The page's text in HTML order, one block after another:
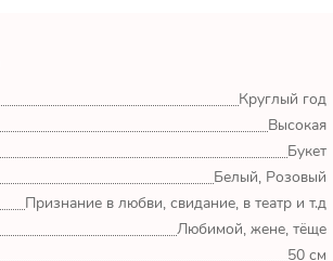
Воронеж
и отличный
недорого,
Круглый год
Высокая
Букет
Белый, Розовый
Признание в любви, свидание, в театр и т.д
Любимой, жене, тёще
50 см